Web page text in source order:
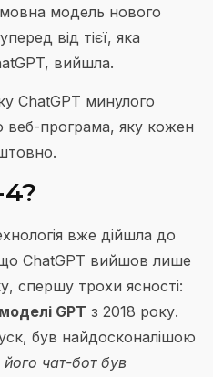
модель нового
від тієї, яка
вийшла.
ChatGPT минулого
веб-програма, яку кожен
вже дійшла до
ChatGPT вийшов лише
спершу трохи ясності:
GPT з 2018 року.
був найдосконалішою
його чат-бот був